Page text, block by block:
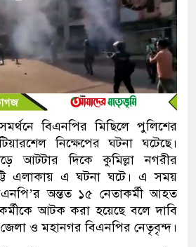
বিএনপির মিছিলে পুলিশের
নিক্ষেপের ঘটনা ঘটেছে।
আটটার দিকে কুমিল্লা নগরীর
এলাকায় এ ঘটনা ঘটে। এ সময়
অন্তত ১৫ নেতাকর্মী আহত
আটক করা হয়েছে বলে দাবি
জেলা ও মহানগর বিএনপির নেতৃবৃন্দ।